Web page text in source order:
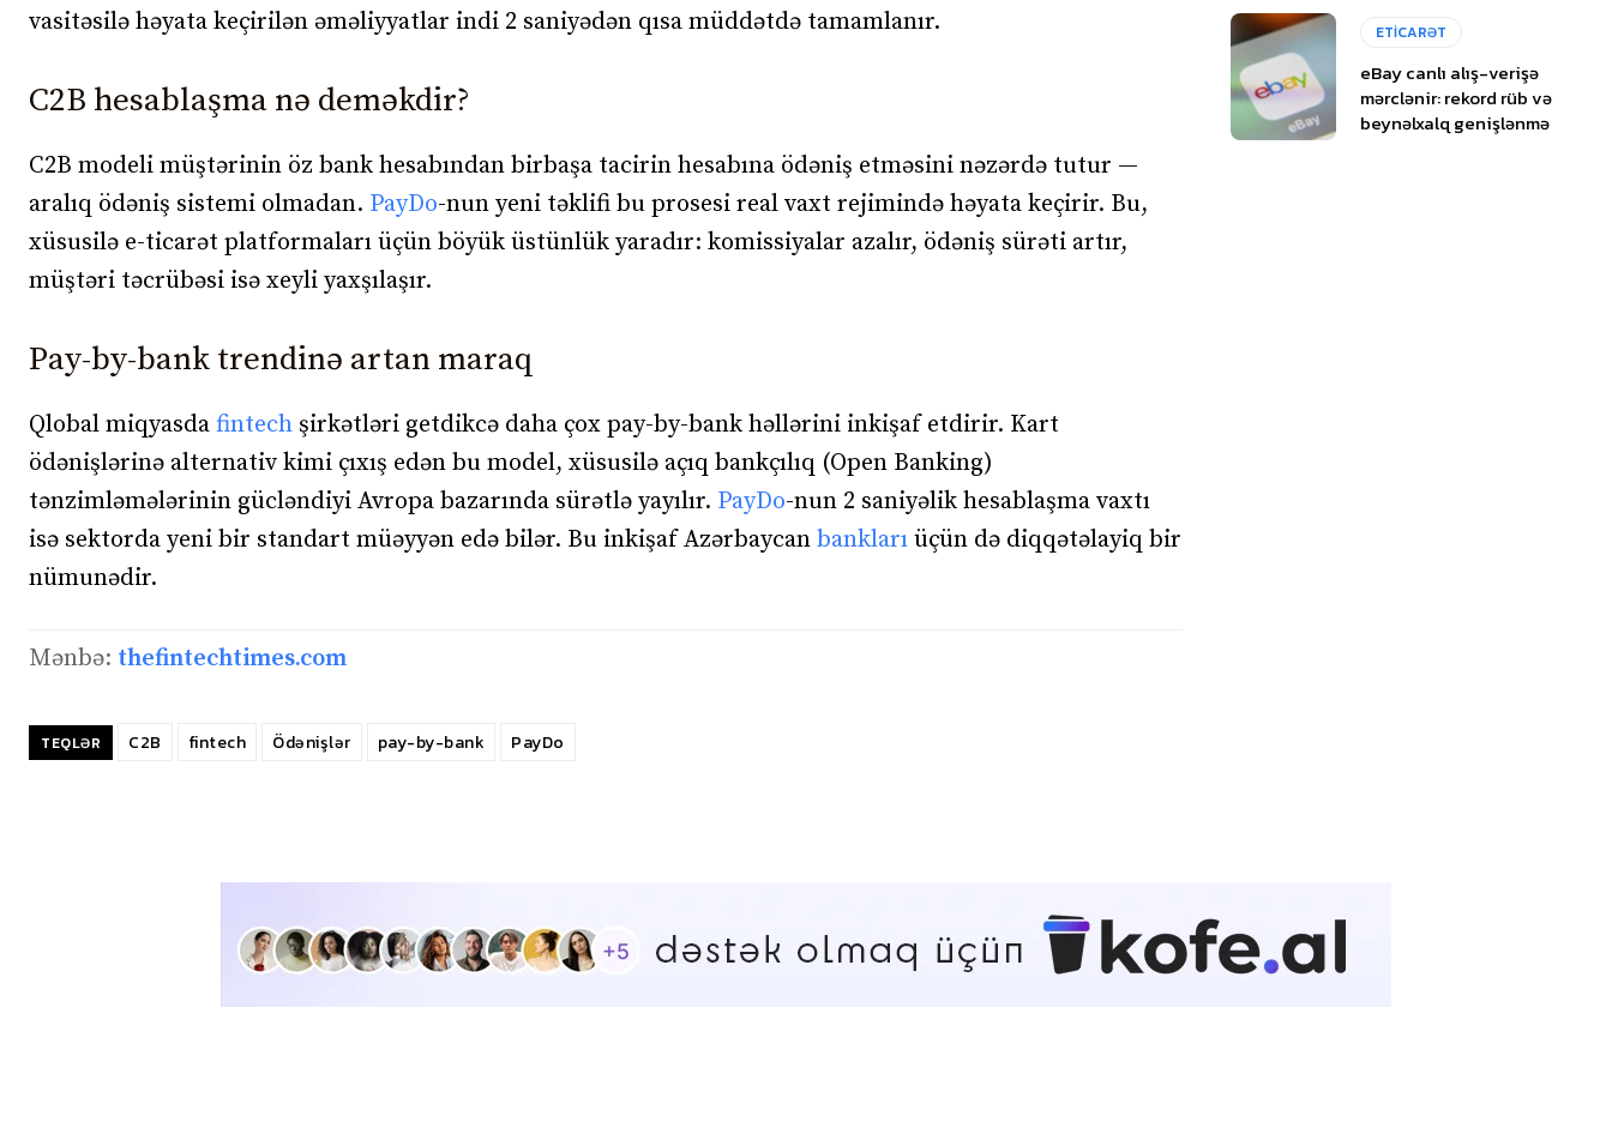
vasitəsilə həyata keçirilən əməliyyatlar indi 2 saniyədən qısa müddətdə tamamlanır.
C2B hesablaşma nə deməkdir?
C2B modeli müştərinin öz bank hesabından birbaşa tacirin hesabına ödəniş etməsini nəzərdə tutur —
aralıq ödəniş sistemi olmadan. PayDo-nun yeni təklifi bu prosesi real vaxt rejimində həyata keçirir. Bu,
xüsusilə e-ticarət platformaları üçün böyük üstünlük yaradır: komissiyalar azalır, ödəniş sürəti artır,
müştəri təcrübəsi isə xeyli yaxşılaşır.
Pay-by-bank trendinə artan maraq
Qlobal miqyasda fintech şirkətləri getdikcə daha çox pay-by-bank həllərini inkişaf etdirir. Kart
ödənişlərinə alternativ kimi çıxış edən bu model, xüsusilə açıq bankçılıq (Open Banking)
tənzimləmələrinin gücləndiyi Avropa bazarında sürətlə yayılır. PayDo-nun 2 saniyəlik hesablaşma vaxtı
isə sektorda yeni bir standart müəyyən edə bilər. Bu inkişaf Azərbaycan bankları üçün də diqqətəlayiq bir
nümunədir.
Mənbə: thefintechtimes.com
TEQLƏR C2B fintech Ödənişlər pay-by-bank PayDo
ETİCARƏT
eBay canlı alış-verişə
mərclənir: rekord rüb və
beynəlxalq genişlənmə